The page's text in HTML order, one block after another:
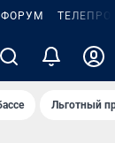
ФОРУМ
Льготный